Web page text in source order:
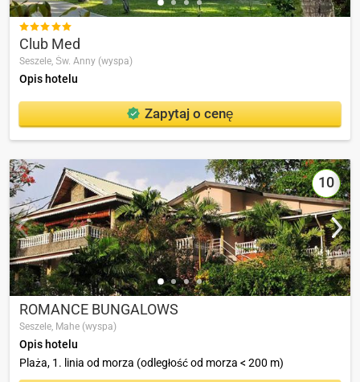

Club Med
Seszele, Św. Anny (wyspa)
Opis hotelu
Zapytaj o cenę
10
ROMANCE BUNGALOWS
Seszele, Mahe (wyspa)
Opis hotelu
Plaża, 1. linia od morza (odległość od morza < 200 m)